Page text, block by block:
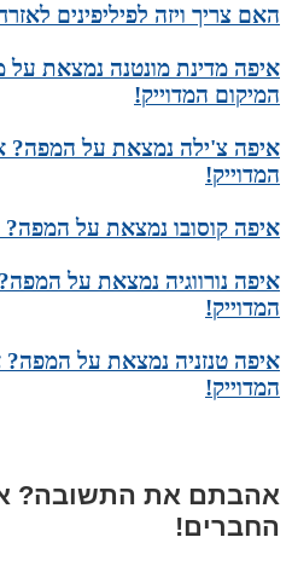
האם צריך ויזה לפיליפינים
איפה מדינת מונטנה נמצאת
המיקום המדוייק!
איפה צ'ילה נמצאת על המפה?
המדוייק!
איפה קוסובו נמצאת על המפה?
איפה נורווגיה נמצאת על
המדוייק!
איפה טנזניה נמצאת על
המדוייק!
אהבתם את התשובה?
החברים!